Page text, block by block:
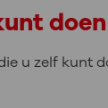
doen
u zelf kunt